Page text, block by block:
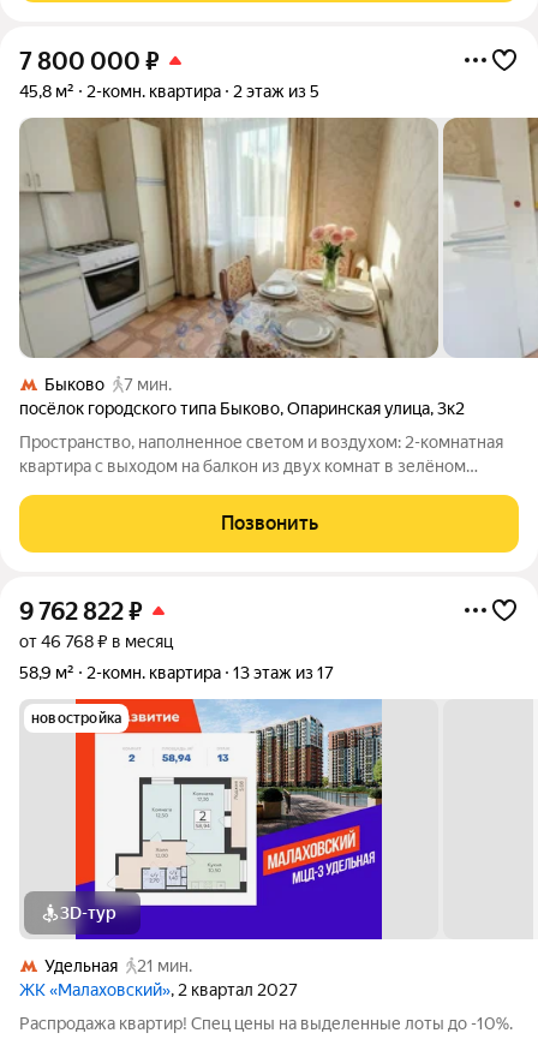
7 800 000 ₽
45,8 м² 2-комн. квартира 2 этаж из 5
Быково
7 мин.
посёлок городского типа Быково,Опаринская улица,3к2
Пространство, наполненное светом и воздухом: 2-комнатная
квартира с выходом на балкон из двух комнат в зелёном
пробиваются сквозь кроны деревьев, а вы выходите на балкон
с чашкой горячего кофе
Позвонить
9 762 822₽
от 46 768 ₽ в месяц
58,9 м²
2-комн. квартира 13 этаж из 17
новостройка
3D-тур
Удельная
21 мин.
ЖК «Малаховский», 2 квартал 2027
Распродажа квартир! Спец цены на выделенные лоты до -10%.